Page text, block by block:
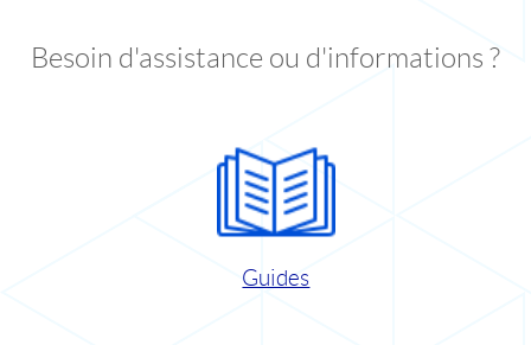
Besoin d'assistance ou d'informations ?
Guides